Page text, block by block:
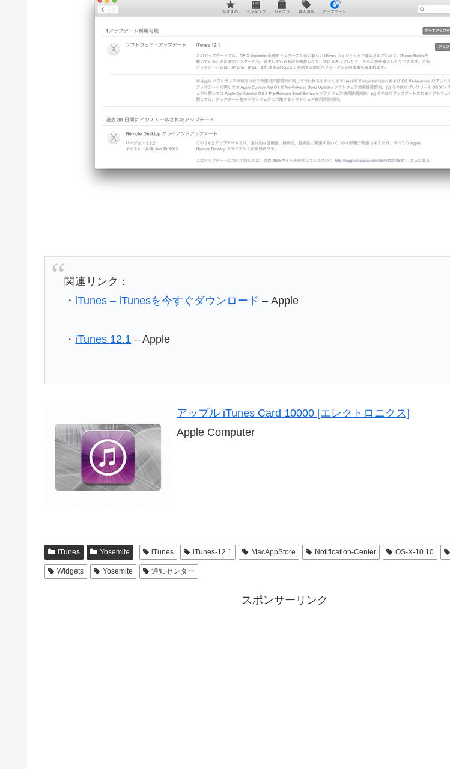
関連リンク：
・ iTunes – iTunesを今すぐダウンロード – Apple
・ iTunes 12.1 – Apple
アップル iTunes Card 10000 [エレクトロニクス]
Apple Computer
iTunes Yosemite iTunes iTunes-12.1 MacAppStore Notification-Center OS-X-10.10
Widgets Yosemite 通知センター
スポンサーリンク